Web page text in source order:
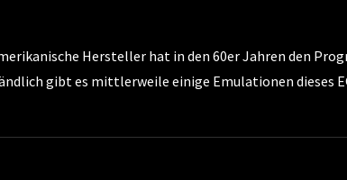
Hersteller hat in den 60er Jahren den
gibt es mittlerweile einige Emulationen dieses